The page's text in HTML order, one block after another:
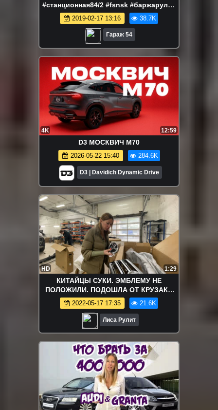
#станционная84/2 #fsnsk #баржарулит
#кирюханаскае #класскика #жи
2019-02-17 13:16 38.7K
Гараж 54
4K 12:59
D3 МОСКВИЧ M70
2026-05-22 15:40 284.6K
D3 | Davidich Dynamic Drive
HD 1:29
КИТАЙЦЫ СУКИ. ЭМБЛЕМУ НЕ
ПОЛОЖИЛИ. ПОДОШЛА ОТ КРУЗАКА
200
2022-05-17 17:35 21.6K
Лиса Рулит